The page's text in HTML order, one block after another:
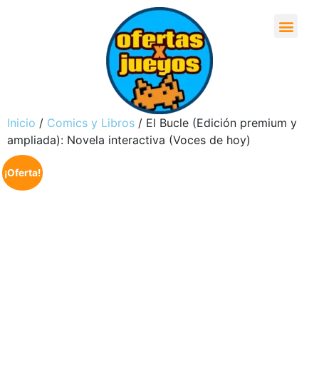
Inicio / Comics y Libros / El Bucle (Edición premium y
ampliada): Novela interactiva (Voces de hoy)
¡Oferta!